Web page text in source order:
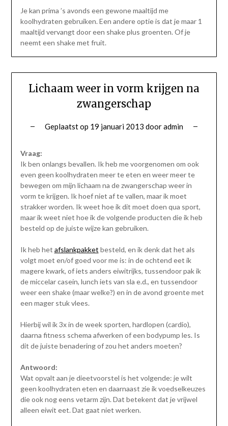
Je kan prima ’s avonds een gewone maaltijd me
koolhydraten gebruiken. Een andere optie is dat je maar 1
maaltijd vervangt door een shake plus groenten. Of je
neemt een shake met fruit.
Lichaam weer in vorm krijgen na
zwangerschap
Geplaatst op 19 januari 2013 dooradmin
Vraag:
Ik ben onlangs bevallen. Ik heb me voorgenomen om ook
even geen koolhydraten meer te eten en weer meer te
bewegen om mijn lichaam na de zwangerschap weer in
vorm te krijgen. Ik hoef niet af te vallen, maar ik moet
strakker worden. Ik weet hoe ik dit moet doen qua sport,
maar ik weet niet hoe ik de volgende producten die ik heb
besteld op de juiste wijze kan gebruiken.
Ik heb het afslankpakket besteld, en ik denk dat het als
volgt moet en/of goed voor me is: in de ochtend eet ik
magere kwark, of iets anders eiwitrijks, tussendoor pak ik
de miccelar casein, lunch iets van sla e.d., en tussendoor
weer een shake (maar welke?) en in de avond groente met
een mager stuk vlees.
Hierbij wil ik 3x in de week sporten, hardlopen (cardio),
daarna fitness schema afwerken of een bodypump les. Is
dit de juiste benadering of zou het anders moeten?
Antwoord:
Wat opvalt aan je dieetvoorstel is het volgende: je wilt
geen koolhydraten eten en daarnaast zie ik voedselkeuzes
die ook nog eens vetarm zijn. Dat betekent dat je vrijwel
alleen eiwit eet. Dat gaat niet werken.